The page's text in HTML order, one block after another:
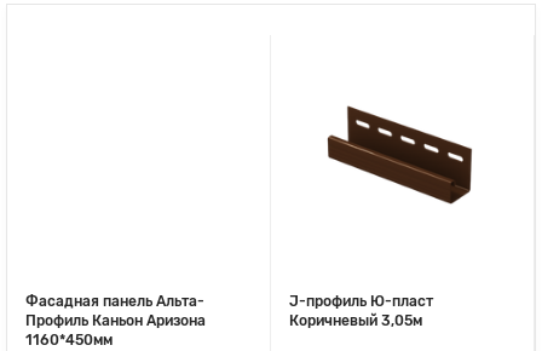
Фасадная панель Альта-
Профиль Каньон Аризона
1160*450мм
J-профиль Ю-пласт
Коричневый 3,05м